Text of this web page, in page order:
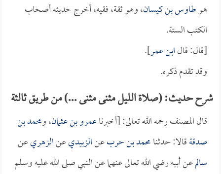
هوطاوس بن كيسان، وهو ثقة، فقيه، أخرج حديثه أصحاب
الكتب الستة.
[قال: قالابن عمر].
وقد تقدم ذكره.
شرح حديث: (صلاة الليل مثنى مثنى ...) من طريق ثالثة
قال المصنف رحمه الله تعالى: [أخبرناعمرو بن عثمان، ومحمد بن
صدقةقالا: حدثنامحمد بن حربعنالزبيديعنالزهريعن
سالمعن أبيه رضي الله تعالى عنهما عن النبي صلى الله عليه وسلم